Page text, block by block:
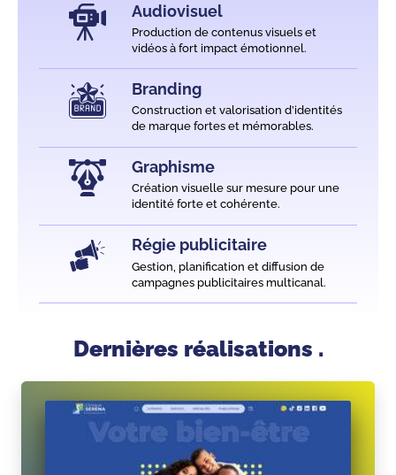
Audiovisuel
Production de contenus visuels et
vidéos à fort impact émotionnel.
Branding
Construction et valorisation d’identités
de marque fortes et mémorables.
Graphisme
Création visuelle sur mesure pour une
identité forte et cohérente.
Régie publicitaire
Gestion, planification et diffusion de
campagnes publicitaires multicanal.
Dernières réalisations .